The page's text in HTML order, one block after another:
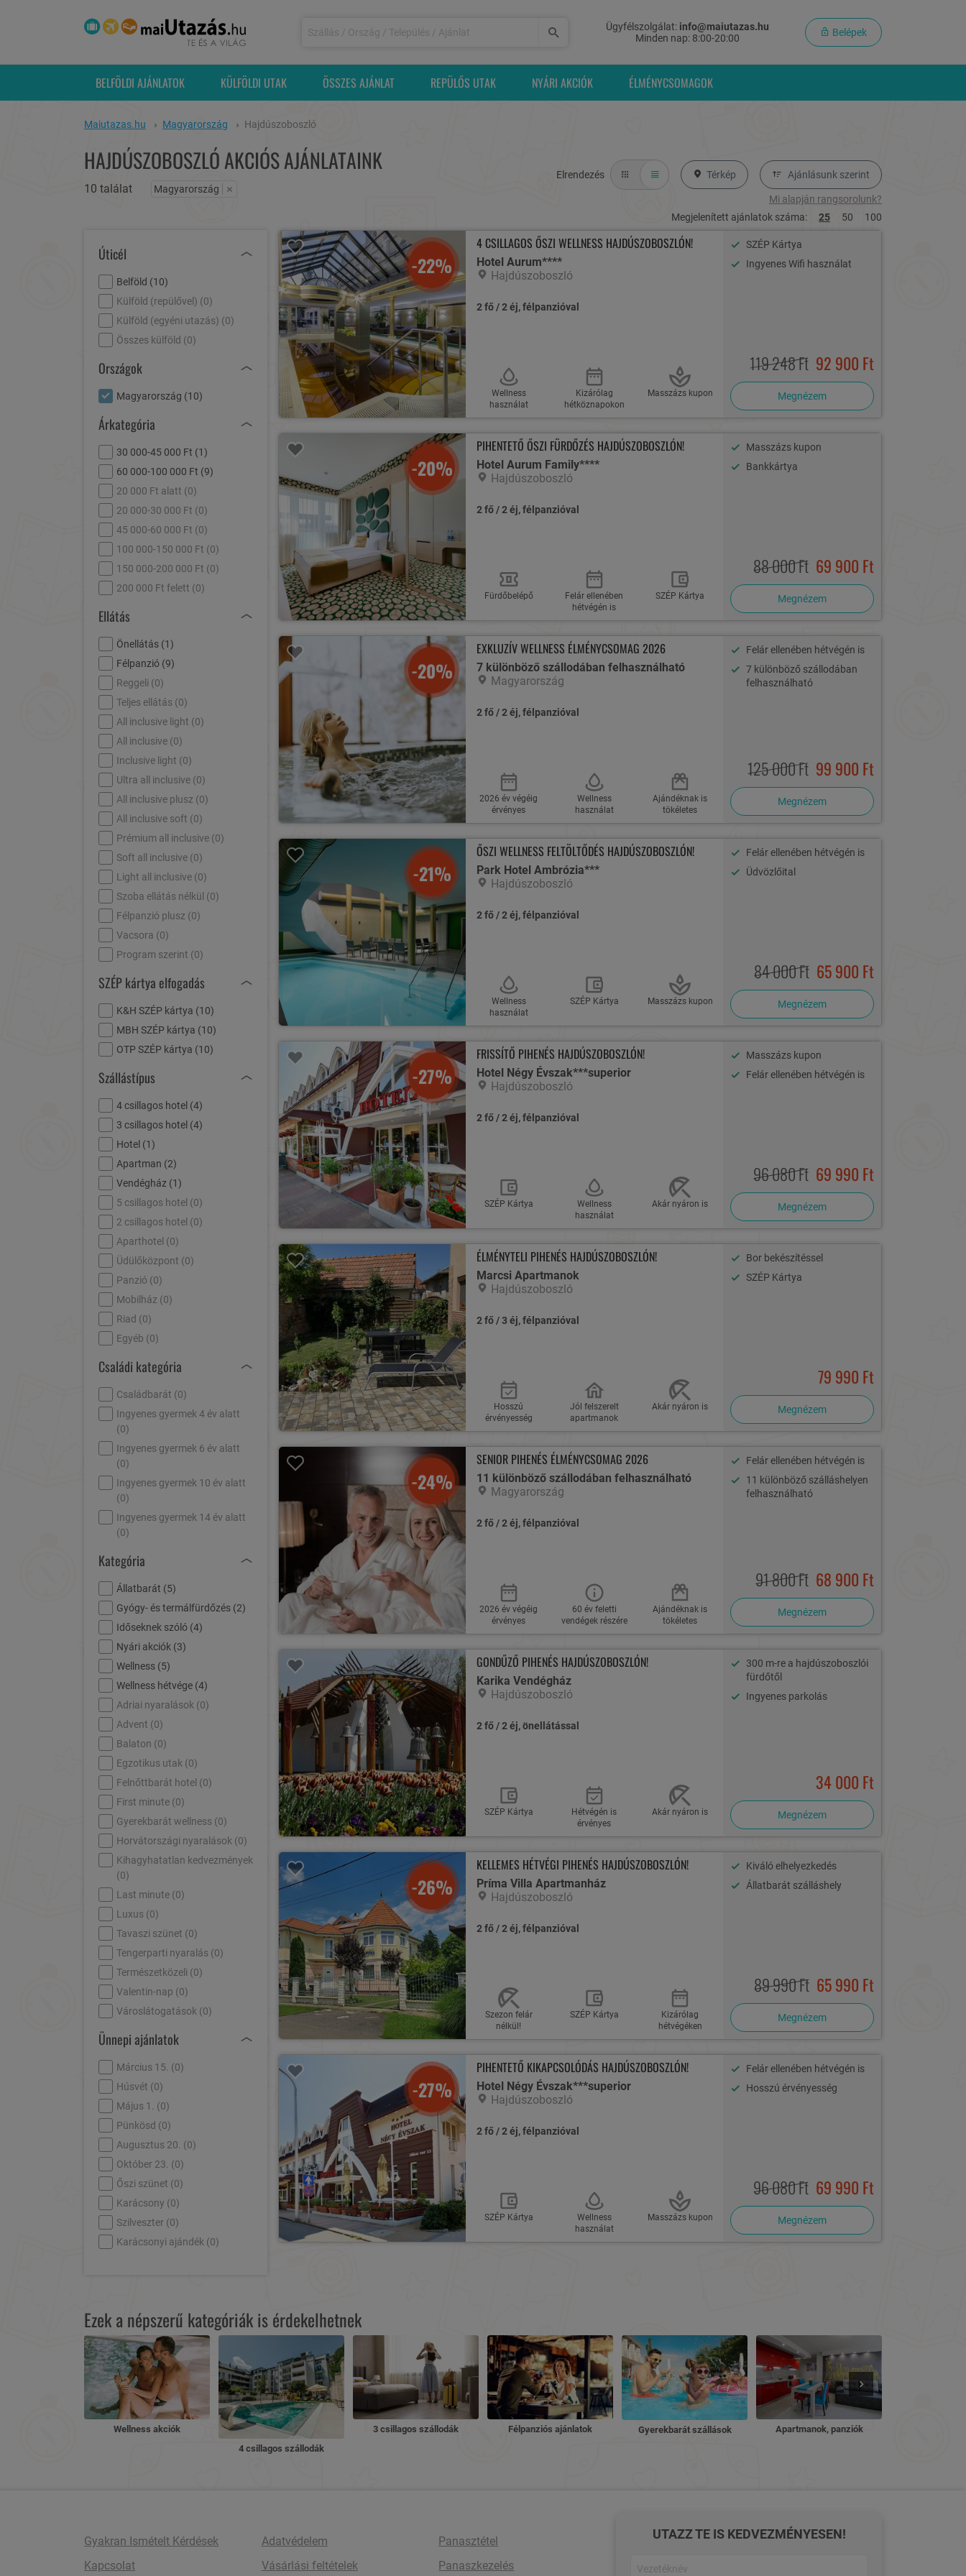
Ügyfélszolgálat: info@maiutazas.hu
Minden nap: 8:00-20:00
Belépek
BELFÖLDI AJÁNLATOK KÜLFÖLDI UTAK ÖSSZES AJÁNLAT REPÜLŐS UTAK NYÁRI AKCIÓK ÉLMÉNYCSOMAGOK
Maiutazas.hu Magyarország Hajdúszoboszló
HAJDÚSZOBOSZLÓ AKCIÓS AJÁNLATAINK
10 találat Magyarország ×
Elrendezés Térkép Ajánlásunk szerint
Mi alapján rangsorolunk?
Megjelenített ajánlatok száma:
25 50 100
Úticél
Belföld (10)
Külföld (repülővel) (0)
Külföld (egyéni utazás) (0)
Összes külföld (0)
Országok
Magyarország (10)
Árkategória
30 000-45 000 Ft (1)
60 000-100 000 Ft (9)
20 000 Ft alatt (0)
20 000-30 000 Ft (0)
45 000-60 000 Ft (0)
100 000-150 000 Ft (0)
150 000-200 000 Ft (0)
200 000 Ft felett (0)
Ellátás
Önellátás (1)
Félpanzió (9)
Reggeli (0)
Teljes ellátás (0)
All inclusive light (0)
All inclusive (0)
Inclusive light (0)
Ultra all inclusive (0)
All inclusive plusz (0)
All inclusive soft (0)
Prémium all inclusive (0)
Soft all inclusive (0)
Light all inclusive (0)
Szoba ellátás nélkül (0)
Félpanzió plusz (0)
Vacsora (0)
Program szerint (0)
SZÉP kártya elfogadás
K&H SZÉP kártya (10)
MBH SZÉP kártya (10)
OTP SZÉP kártya (10)
Szállástípus
4 csillagos hotel (4)
3 csillagos hotel (4)
Hotel (1)
Apartman (2)
Vendégház (1)
5 csillagos hotel (0)
2 csillagos hotel (0)
Aparthotel (0)
Üdülőközpont (0)
Panzió (0)
Mobilház (0)
Riad (0)
Egyéb (0)
Családi kategória
Családbarát (0)
Ingyenes gyermek 4 év alatt
(0)
Ingyenes gyermek 6 év alatt
(0)
Ingyenes gyermek 10 év alatt
(0)
Ingyenes gyermek 14 év alatt
(0)
Kategória
Állatbarát (5)
Gyógy- és termálfürdőzés (2)
Időseknek szóló (4)
Nyári akciók (3)
Wellness (5)
Wellness hétvége (4)
Adriai nyaralások (0)
Advent (0)
Balaton (0)
Egzotikus utak (0)
Felnőttbarát hotel (0)
First minute (0)
Gyerekbarát wellness (0)
Horvátországi nyaralások (0)
Kihagyhatatlan kedvezmények
(0)
Last minute (0)
Luxus (0)
Tavaszi szünet (0)
Tengerparti nyaralás (0)
Természetközeli (0)
Valentin-nap (0)
Városlátogatások (0)
Ünnepi ajánlatok
Március 15. (0)
Húsvét (0)
Május 1. (0)
Pünkösd (0)
Augusztus 20. (0)
Október 23. (0)
Őszi szünet (0)
Karácsony (0)
Szilveszter (0)
Karácsonyi ajándék (0)
-22%
4 CSILLAGOS ŐSZI WELLNESS HAJDÚSZOBOSZLÓN!
Hotel Aurum****
Hajdúszoboszló
2 fő / 2 éj, félpanzióval
Wellness
használat
Kizárólag
hétköznapokon
Masszázs kupon
SZÉP Kártya
Ingyenes Wifi használat
119 248 Ft 92 900 Ft
Megnézem
-20%
PIHENTETŐ ŐSZI FÜRDŐZÉS HAJDÚSZOBOSZLÓN!
Hotel Aurum Family****
Hajdúszoboszló
2 fő / 2 éj, félpanzióval
Fürdőbelépő
Felár ellenében
hétvégén is
SZÉP Kártya
Masszázs kupon
Bankkártya
88 000 Ft 69 900 Ft
Megnézem
-20%
EXKLUZÍV WELLNESS ÉLMÉNYCSOMAG 2026
7 különböző szállodában felhasználható
Magyarország
2 fő / 2 éj, félpanzióval
2026 év végéig
érvényes
Wellness
használat
Ajándéknak is
tökéletes
Felár ellenében hétvégén is
7 különböző szállodában
felhasználható
125 000 Ft 99 900 Ft
Megnézem
-21%
ŐSZI WELLNESS FELTÖLTŐDÉS HAJDÚSZOBOSZLÓN!
Park Hotel Ambrózia***
Hajdúszoboszló
2 fő / 2 éj, félpanzióval
Wellness
használat
SZÉP Kártya Masszázs kupon
Felár ellenében hétvégén is
Üdvözlőital
84 000 Ft 65 900 Ft
Megnézem
-27%
FRISSÍTŐ PIHENÉS HAJDÚSZOBOSZLÓN!
Hotel Négy Évszak***superior
Hajdúszoboszló
2 fő / 2 éj, félpanzióval
SZÉP Kártya
Wellness
használat
Akár nyáron is
Masszázs kupon
Felár ellenében hétvégén is
96 080 Ft 69 990 Ft
Megnézem
ÉLMÉNYTELI PIHENÉS HAJDÚSZOBOSZLÓN!
Marcsi Apartmanok
Hajdúszoboszló
2 fő / 3 éj, félpanzióval
Hosszú
érvényesség
Jól felszerelt
apartmanok
Akár nyáron is
Bor bekészítéssel
SZÉP Kártya
79 990 Ft
Megnézem
-24%
SENIOR PIHENÉS ÉLMÉNYCSOMAG 2026
11 különböző szállodában felhasználható
Magyarország
2 fő / 2 éj, félpanzióval
2026 év végéig
érvényes
60 év feletti
vendégek részére
Ajándéknak is
tökéletes
Felár ellenében hétvégén is
11 különböző szálláshelyen
felhasználható
91 800 Ft 68 900 Ft
Megnézem
GONDŰZŐ PIHENÉS HAJDÚSZOBOSZLÓN!
Karika Vendégház
Hajdúszoboszló
2 fő / 2 éj, önellátással
SZÉP Kártya
Hétvégén is
érvényes
Akár nyáron is
300 m-re a hajdúszoboszlói
fürdőtől
Ingyenes parkolás
34 000 Ft
Megnézem
-26%
KELLEMES HÉTVÉGI PIHENÉS HAJDÚSZOBOSZLÓN!
Príma Villa Apartmanház
Hajdúszoboszló
2 fő / 2 éj, félpanzióval
Szezon felár
nélkül!
SZÉP Kártya
Kizárólag
hétvégéken
Kiváló elhelyezkedés
Állatbarát szálláshely
89 990 Ft 65 990 Ft
Megnézem
-27%
PIHENTETŐ KIKAPCSOLÓDÁS HAJDÚSZOBOSZLÓN!
Hotel Négy Évszak***superior
Hajdúszoboszló
2 fő / 2 éj, félpanzióval
SZÉP Kártya
Wellness
használat
Masszázs kupon
Felár ellenében hétvégén is
Hosszú érvényesség
96 080 Ft 69 990 Ft
Megnézem
Ezek a népszerű kategóriák is érdekelhetnek
Wellness akciók
4 csillagos szállodák
3 csillagos szállodák Félpanziós ajánlatok Gyerekbarát szállások Apartmanok, panziók
Gyakran Ismételt Kérdések
Kapcsolat
Adatvédelem
Vásárlási feltételek
Panasztétel
Panaszkezelés
UTAZZ TE IS KEDVEZMÉNYESEN!